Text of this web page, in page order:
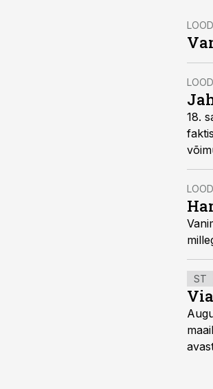
LOOD
LOOD
18.
LOOD
ST